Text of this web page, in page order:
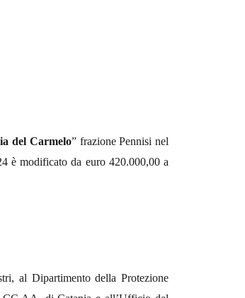
del Carmelo” frazione Pennisi nel
è modificatoda euro 420.000,00 a
al Dipartimento della Protezione